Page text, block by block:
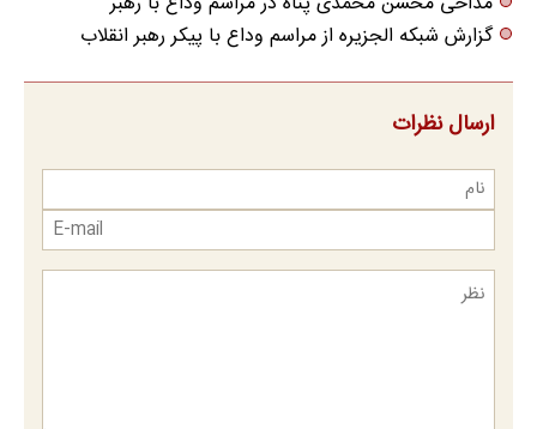
گزارش شبکه الجزیره از مراسم وداع با پیکر رهبر انقلاب
ارسال نظرات